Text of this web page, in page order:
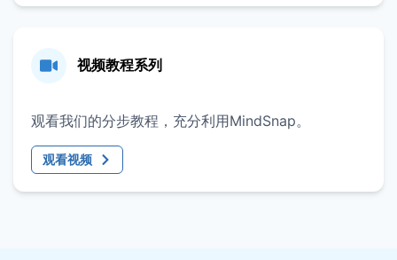
视频教程系列
观看我们的分步教程，充分利用MindSnap。
观看视频